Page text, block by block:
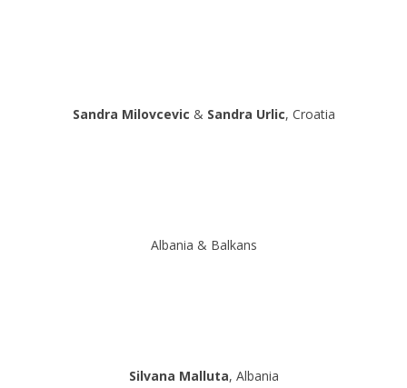
Sandra Milovcevic & Sandra Urlic, Croatia
Albania & Balkans
Silvana Malluta, Albania